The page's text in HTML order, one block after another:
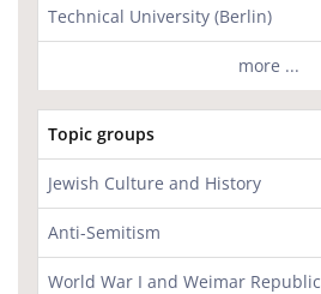
Technical University (Berlin)
more ...
Topic groups
Jewish Culture and History
Anti-Semitism
World War I and Weimar Republic